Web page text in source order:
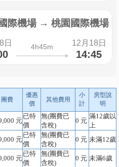
際機場 → 桃園國際機場
日 4h45m 12月18日
14:45
團費
優惠
價
其他費用
小
計
房型說
明
元
已特
價
無(團費已
含稅)
0 元
滿12歲以
上
元
已特
價
無(團費已
含稅)
0 元 未滿12歲
元
已特
價
無(團費已
含稅)
0 元 未滿6歲